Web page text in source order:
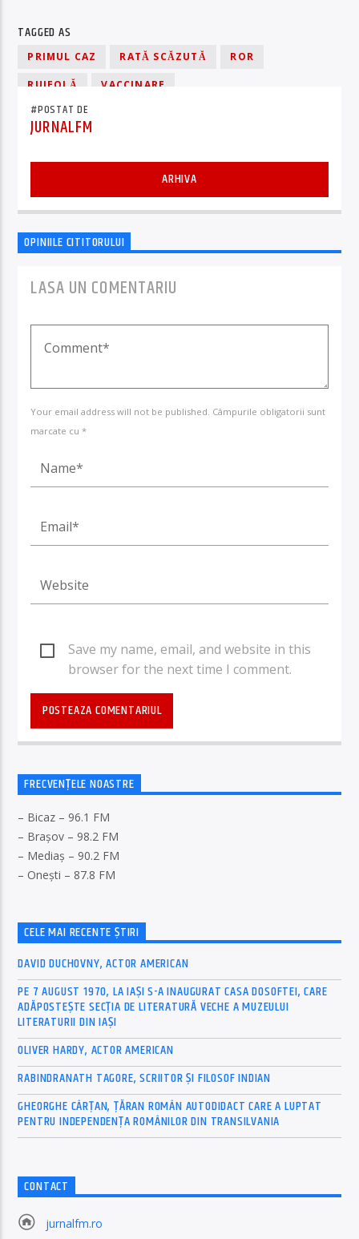
TAGGED AS
PRIMUL CAZ RATĂ SCĂZUTĂ ROR
RUJEOLĂ VACCINARE
#POSTAT DE
JURNALFM
ARHIVA
OPINIILE CITITORULUI
LASA UN COMENTARIU
Your email address will not be published. Câmpurile obligatorii sunt
marcate cu *
Save my name, email, and website in this
browser for the next time I comment.
FRECVENȚELE NOASTRE
– Bicaz – 96.1 FM
– Brașov – 98.2 FM
– Mediaș – 90.2 FM
– Onești – 87.8 FM
CELE MAI RECENTE ȘTIRI
DAVID DUCHOVNY, ACTOR AMERICAN
PE 7 AUGUST 1970, LA IAŞI S-A INAUGURAT CASA DOSOFTEI, CARE
ADĂPOSTEŞTE SECŢIA DE LITERATURĂ VECHE A MUZEULUI
LITERATURII DIN IAŞI
OLIVER HARDY, ACTOR AMERICAN
RABINDRANATH TAGORE, SCRIITOR ȘI FILOSOF INDIAN
GHEORGHE CÂRȚAN, ŢĂRAN ROMÂN AUTODIDACT CARE A LUPTAT
PENTRU INDEPENDENȚA ROMÂNILOR DIN TRANSILVANIA
CONTACT
jurnalfm.ro